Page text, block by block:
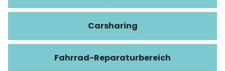
Carsharing
Fahrrad-Reparaturbereich